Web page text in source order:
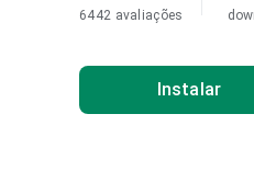
6442 avaliações
Instalar